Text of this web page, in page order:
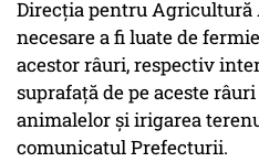
Direcţia pentru Agricultură
necesare a fi luate de
acestor râuri, respectiv
suprafaţă de pe aceste
animalelor şi irigarea
comunicatul Prefecturii.